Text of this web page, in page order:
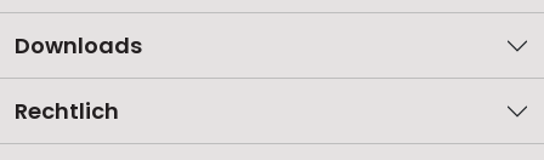
Downloads
Rechtlich